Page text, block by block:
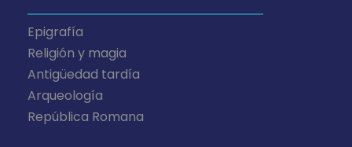
Epigrafía
Religión y magia
Antigüedad tardía
Arqueología
República Romana